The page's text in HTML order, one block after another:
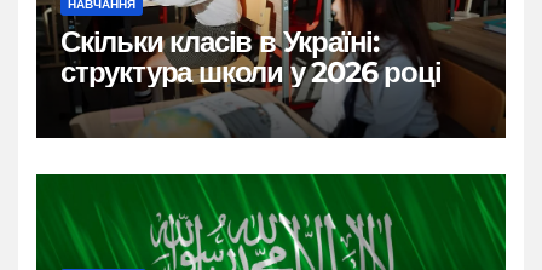
НАВЧАННЯ
Скільки класів в Україні:
структура школи у 2026 році